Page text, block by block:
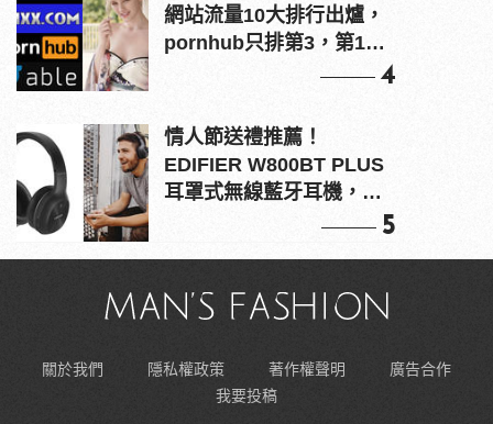
網站流量10大排行出爐，
pornhub只排第3，第1名
4
情人節送禮推薦！
EDIFIER W800BT PLUS
耳罩式無線藍牙耳機，在
5
關於我們 隱私權政策 著作權聲明
廣告合作
我要投稿